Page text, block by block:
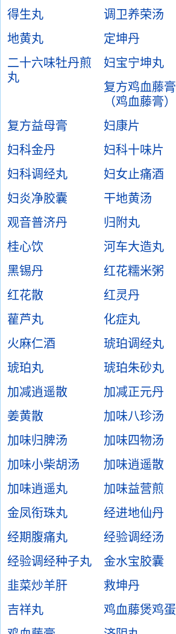
得生丸
调卫养荣汤
地黄丸
定坤丹
二十六味牡丹煎
丸
妇宝宁坤丸
复方鸡血藤膏
（鸡血藤膏）
复方益母膏
妇康片
妇科金丹
妇科十味片
妇科调经丸
妇女止痛酒
妇炎净胶囊
干地黄汤
观音普济丹
归附丸
桂心饮
河车大造丸
黑锡丹
红花糯米粥
红花散
红灵丹
雚芦丸
化症丸
火麻仁酒
琥珀调经丸
琥珀丸
琥珀朱砂丸
加减逍遥散
加减正元丹
姜黄散
加味八珍汤
加味归脾汤
加味四物汤
加味小柴胡汤
加味逍遥散
加味逍遥丸
加味益营煎
金凤衔珠丸
经进地仙丹
经期腹痛丸
经验调经汤
经验调经种子丸
金水宝胶囊
韭菜炒羊肝
救坤丹
吉祥丸
鸡血藤煲鸡蛋